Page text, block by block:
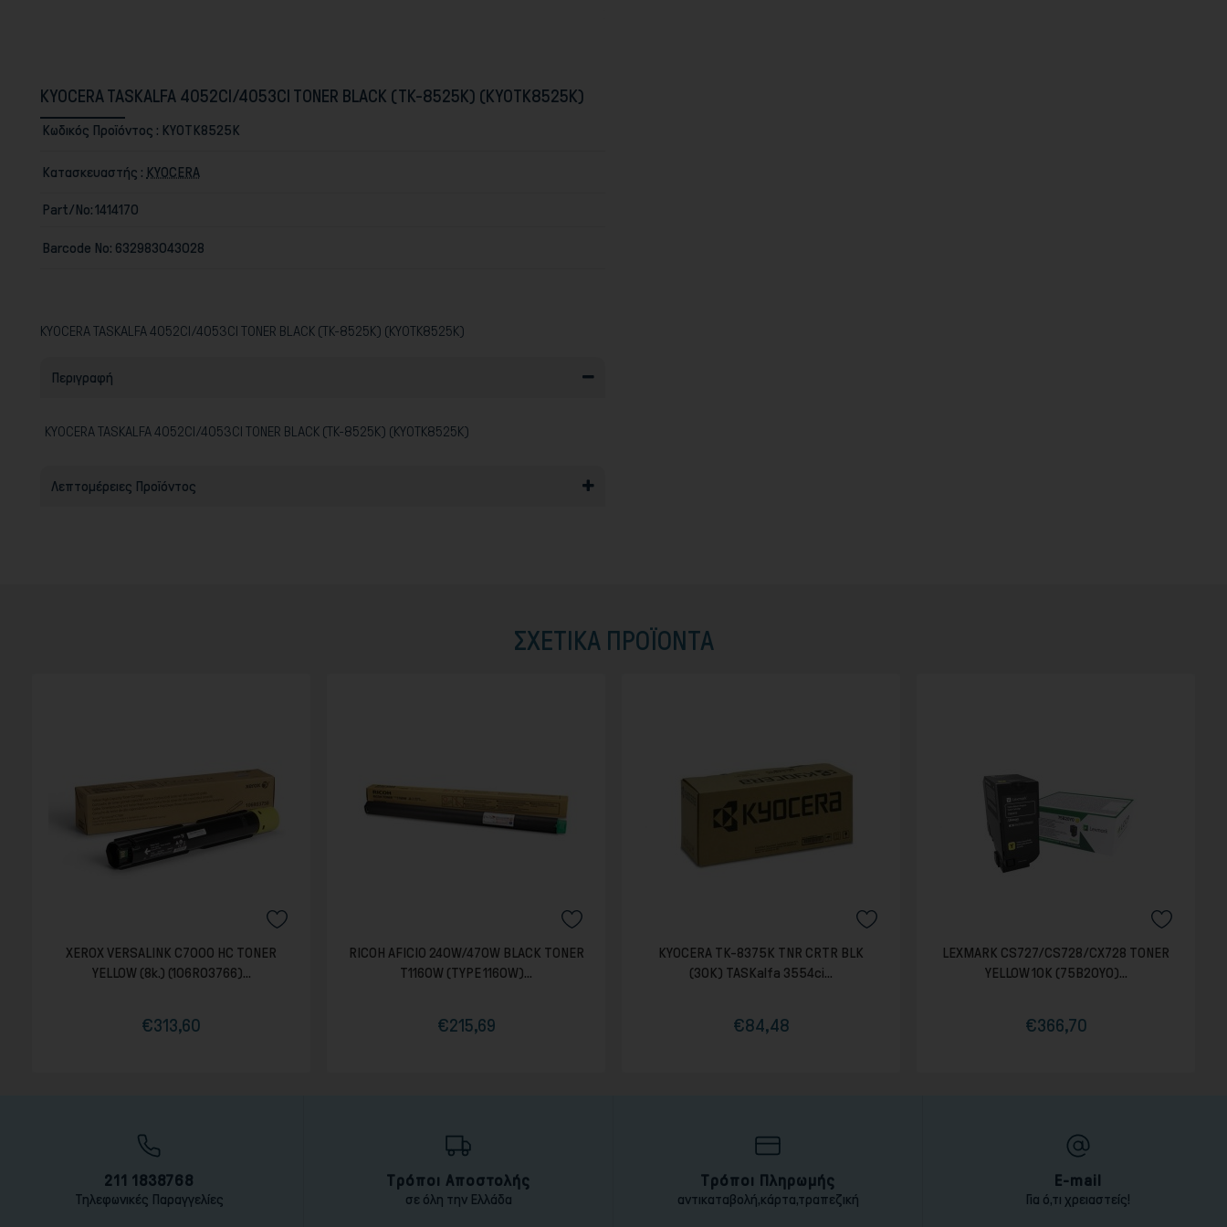
KYOCERA TASKALFA 4052CI/4053CI TONER BLACK (TK-8525K) (KYOTK8525K)
Κωδικός Προϊόντος : KYOTK8525K
Κατασκευαστής : KYOCERA
Part/No:1414170
Barcode No: 632983043028
KYOCERA TASKALFA 4052CI/4053CI TONER BLACK (TK-8525K) (KYOTK8525K)
Περιγραφή
KYOCERA TASKALFA 4052CI/4053CI TONER BLACK (TK-8525K) (KYOTK8525K)
Λεπτομέρειες Προϊόντος
ΣΧΕΤΙΚΆ ΠΡΟΪΟΝΤΑ
XEROX VERSALINK C7000 HC TONER
YELLOW (8k.) (106R03766)...
Τιμή
€313,60
Κανονική
RICOH AFICIO 240W/470W BLACK TONER
T1160W (TYPE 1160W)...
Τιμή
€215,69
KYOCERA TK-8375K TNR CRTR BLK
(30K) TASKalfa 3554ci...
Τιμή
€84,48
Κανονική
LEXMARK CS727/CS728/CX728 TONER
YELLOW 10K (75B20Y0)...
Τιμή
€366,70
Κανονική
211 1838768
Τηλεφωνικές Παραγγελίες
Τρόποι Αποστολής
σε όλη την Ελλάδα
Τρόποι Πληρωμής
αντικαταβολή,κάρτα,τραπεζική
E-mail
Για ό,τι χρειαστείς!